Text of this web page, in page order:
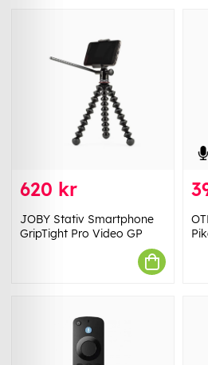
620 kr
JOBY Stativ Smartphone
GripTight Pro Video GP